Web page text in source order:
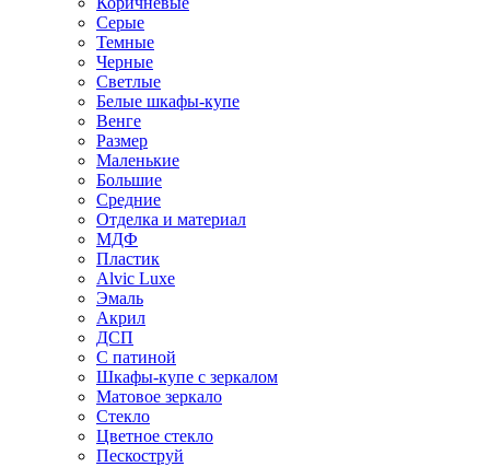
Серые
Темные
Черные
Светлые
Белые шкафы-купе
Венге
Размер
Маленькие
Большие
Средние
Отделка и материал
МДФ
Пластик
Alvic Luxe
Эмаль
Акрил
ДСП
С патиной
Шкафы-купе с зеркалом
Матовое зеркало
Стекло
Цветное стекло
Пескоструй